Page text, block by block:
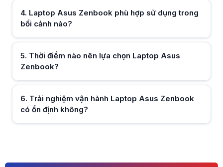
4. Laptop Asus Zenbook phù hợp sử dụng trong
bối cảnh nào?
5. Thời điểm nào nên lựa chọn Laptop Asus
Zenbook?
6. Trải nghiệm vận hành Laptop Asus Zenbook
có ổn định không?
Hữu ích (0)